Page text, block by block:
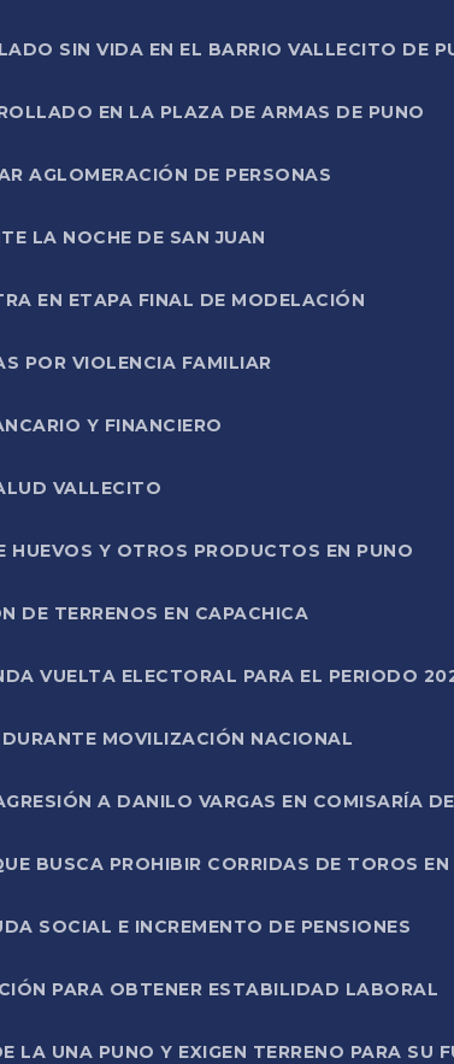
SIN VIDA EN EL BARRIO VALLECITO DE
EN LA PLAZA DE ARMAS DE PUNO
AGLOMERACIÓN DE PERSONAS
LA NOCHE DE SAN JUAN
EN ETAPA FINAL DE MODELACIÓN
POR VIOLENCIA FAMILIAR
Y FINANCIERO
VALLECITO
HUEVOS Y OTROS PRODUCTOS EN PUNO
DE TERRENOS EN CAPACHICA
VUELTA ELECTORAL PARA EL PERIODO
MOVILIZACIÓN NACIONAL
A DANILO VARGAS EN COMISARÍA
BUSCA PROHIBIR CORRIDAS DE TOROS EN
SOCIAL E INCREMENTO DE PENSIONES
PARA OBTENER ESTABILIDAD LABORAL
UNA PUNO Y EXIGEN TERRENO PARA SU